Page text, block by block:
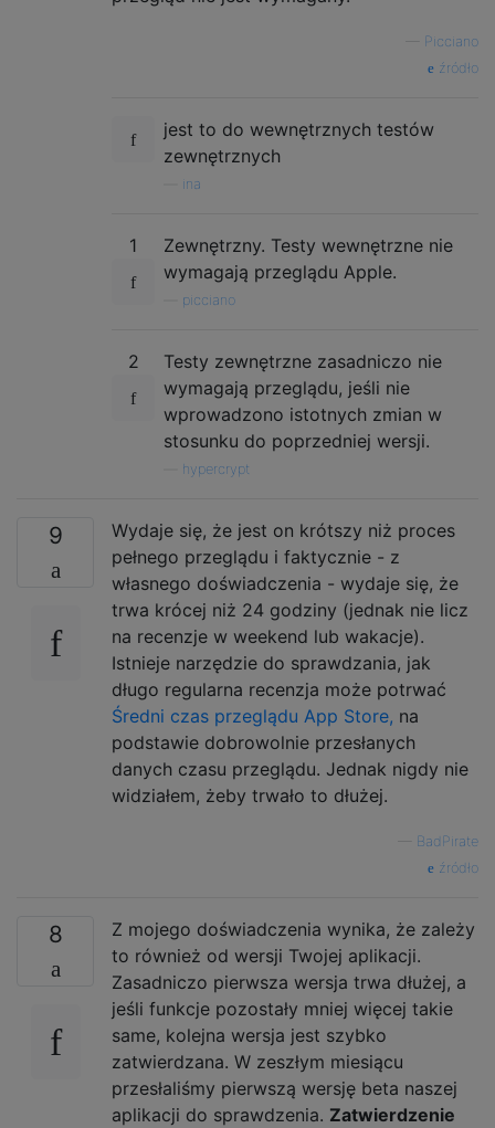
Picciano
źródło
jest to do wewnętrznych testów
zewnętrznych
ina
1
Zewnętrzny. Testy wewnętrzne nie
wymagają przeglądu Apple.
picciano
2
Testy zewnętrzne zasadniczo nie
wymagają przeglądu, jeśli nie
wprowadzono istotnych zmian w
stosunku do poprzedniej wersji.
hypercrypt
9
Wydaje się, że jest on krótszy niż proces
pełnego przeglądu i faktycznie - z
własnego doświadczenia - wydaje się, że
trwa krócej niż 24 godziny (jednak nie licz
na recenzje w weekend lub wakacje).
Istnieje narzędzie do sprawdzania, jak
długo regularna recenzja może potrwać
Średni czas przeglądu App Store, na
podstawie dobrowolnie przesłanych
danych czasu przeglądu. Jednak nigdy nie
widziałem, żeby trwało to dłużej.
BadPirate
źródło
8
Z mojego doświadczenia wynika, że ​​zależy
to również od wersji Twojej aplikacji.
Zasadniczo pierwsza wersja trwa dłużej, a
jeśli funkcje pozostały mniej więcej takie
same, kolejna wersja jest szybko
zatwierdzana. W zeszłym miesiącu
przesłaliśmy pierwszą wersję beta naszej
aplikacji do sprawdzenia. Zatwierdzenie